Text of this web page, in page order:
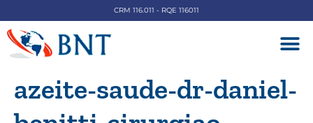
CRM 116.011 - RQE 116011
azeite-saude-dr-daniel-